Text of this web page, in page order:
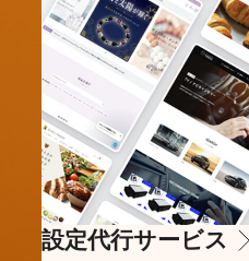
設定代行サービス